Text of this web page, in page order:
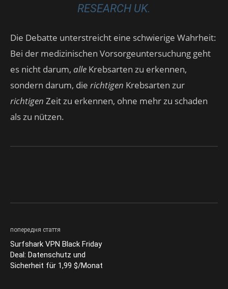
RESEARCH UK.
Die Debatte unterstreicht eine schwierige Wahrheit:
Bei der medizinischen Vorsorgeuntersuchung geht
es nicht darum, alle Krebsarten zu erkennen,
sondern darum, die richtigen Krebsarten zur
richtigen Zeit zu erkennen, ohne mehr zu schaden
als zu nützen.
попередня стаття
Surfshark VPN Black Friday
Deal: Datenschutz und
Sicherheit für 1,99 $/Monat